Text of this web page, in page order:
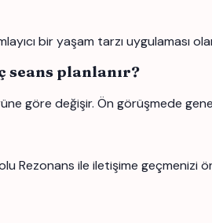
bir yaşam tarzı uygulaması
seans planlanır?
göre değişir. Ön görüşmede
Rezonans ile iletişime geçmenizi